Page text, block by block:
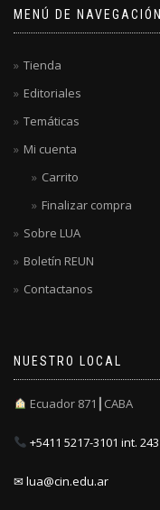
MENÚ DE NAVEGACIÓN
Tienda
Editoriales
Temáticas
Mi cuenta
Carrito
Finalizar compra
Sobre LUA
Boletín REUN
Contactanos
NUESTRO LOCAL
Ecuador 871┃CABA
+5411 5217-3101 int. 243
✉ lua@cin.edu.ar